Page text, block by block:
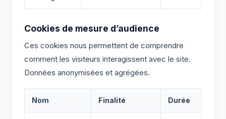
Cookies de mesure d’audience
Ces cookies nous permettent de comprendre
comment les visiteurs interagissent avec le site.
Données anonymisées et agrégées.
Nom Finalité Durée